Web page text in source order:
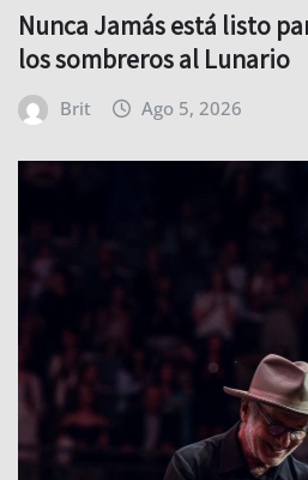
Nunca Jamás está listo
los sombreros al Lunario
Brit Ago 5, 2026